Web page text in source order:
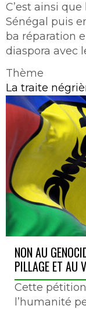
C’est ainsi
Sénégal puis
ba réparation
diaspora avec
Thème
La traite
NON AU
PILLAGE ET AU
Cette
l’humanité